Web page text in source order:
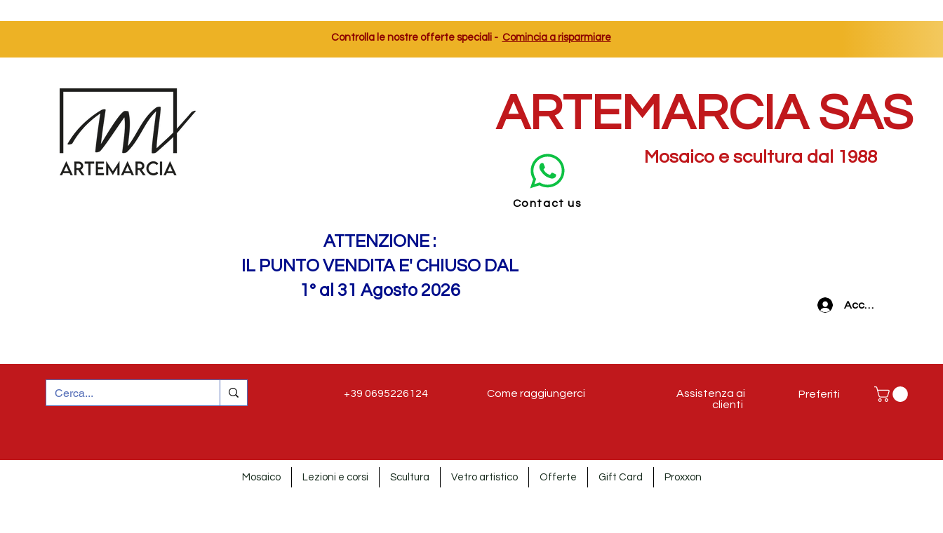
Controlla le nostre offerte speciali - Comincia a risparmiare
ARTEMARCIA SAS
Contact us
Mosaico e scultura dal 1988
ATTENZIONE :
IL PUNTO VENDITA E' CHIUSO DAL
1° al 31 Agosto 2026
Preferiti
Accedi
+39 0695226124 Come raggiungerci
Assistenza ai
clienti
Mosaico Lezioni e corsi Scultura Vetro artistico Offerte Gift Card Proxxon